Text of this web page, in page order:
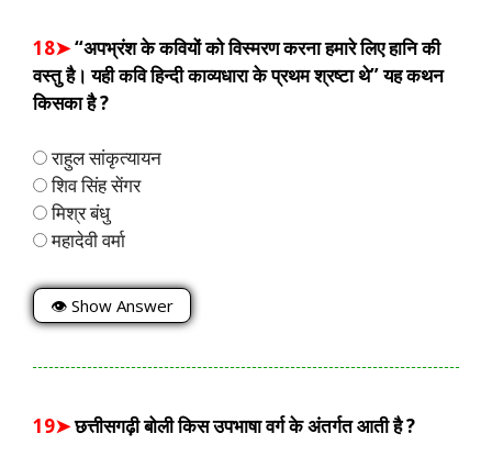
18➤“अपभ्रंश के कवियों को विस्मरण करना हमारे लिए हानि की
वस्तु है। यही कवि हिन्दी काव्यधारा के प्रथम श्रष्टा थे” यह कथन
किसका है ?
राहुल सांकृत्यायन
शिव सिंह सेंगर
मिश्र बंधु
महादेवी वर्मा
👁 Show Answer
19➤छत्तीसगढ़ी बोली किस उपभाषा वर्ग के अंतर्गत आती है ?